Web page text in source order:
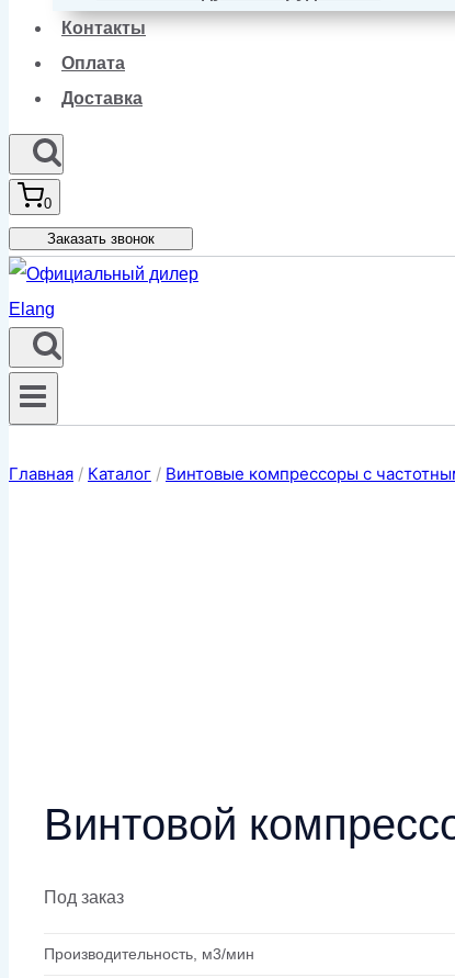
Контакты
Оплата
Доставка
0
Заказать звонок
Главная / Каталог / Винтовые компрессоры с
Винтовой
Под заказ
Производительность, м3/мин